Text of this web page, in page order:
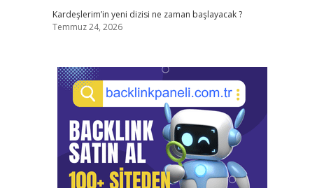
Kardeşlerim’in yeni dizisi ne zaman başlayacak ?
Temmuz 24, 2026